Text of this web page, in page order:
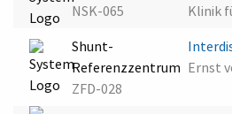
NSK-065
Klinik
Shunt-
Referenzzentrum
ZFD-028
Ernst